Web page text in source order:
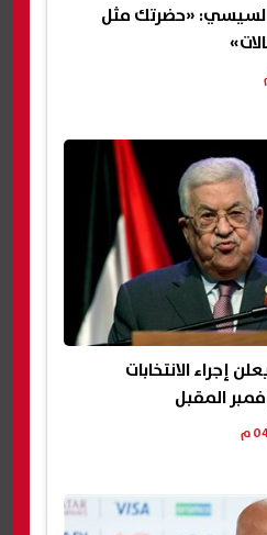
«حضرتك مثل
إجراء الانتخابات